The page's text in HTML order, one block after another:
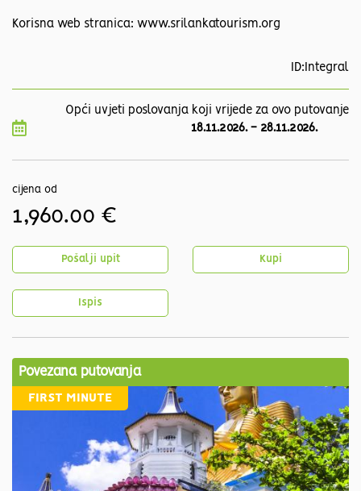
Korisna web stranica: www.srilankatourism.org
ID:Integral
Opći uvjeti poslovanja koji vrijede za ovo putovanje
18.11.2026.- 28.11.2026.
cijena od
1,960.00 €
Pošalji upit Kupi
Ispis
Povezana putovanja
FIRST MINUTE